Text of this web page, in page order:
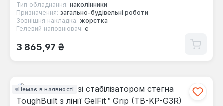
Тип обладнання: наколінники
Призначення: загально-будівельні роботи
Зовнішня накладка: жорстка
Гелевий наповнювач: є
Звичайна ціна:
3 865,97 ₴
Немає в наявності